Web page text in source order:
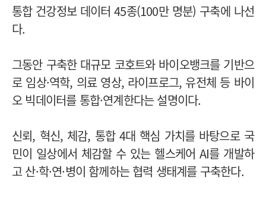
통합 건강정보 데이터 45종(100만 명분) 구축에 나선
다.
그동안 구축한 대규모 코호트와 바이오뱅크를 기반으
로 임상·역학, 의료 영상, 라이프로그, 유전체 등 바이
오 빅데이터를 통합·연계한다는 설명이다.
신뢰, 혁신, 체감, 통합 4대 핵심 가치를 바탕으로 국
민이 일상에서 체감할 수 있는 헬스케어 AI를 개발하
고 산·학·연·병이 함께하는 협력 생태계를 구축한다.